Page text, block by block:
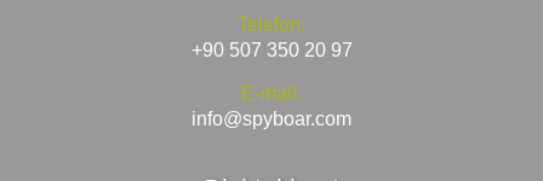
Telefon:
+90 507 350 20 97
E-mail:
info@spyboar.com